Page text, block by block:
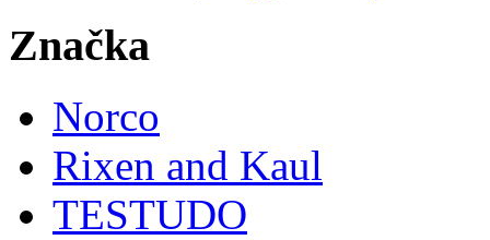
Značka
Norco
Rixen and Kaul
TESTUDO